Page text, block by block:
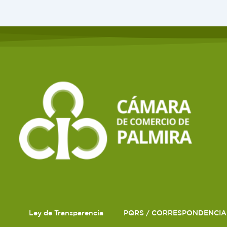
Ley de Transparencia PQRS / CORRESPONDENCIA